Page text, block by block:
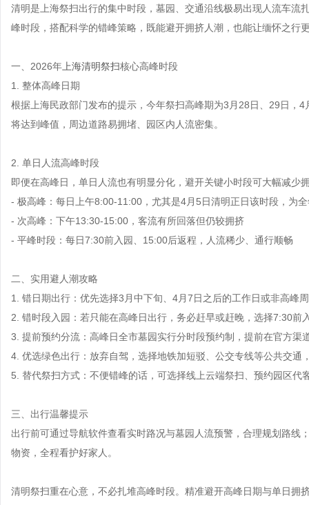
清明是上海祭扫出行的集中时段，墓园、交通沿线极易出现人流车流
峰时段，搭配科学的错峰策略，既能避开拥挤人潮，也能让缅怀之行
一、2026年 上海清明祭扫核心高峰时段
1. 整体高峰日期
根据上海民政部门发布的提示，今年祭扫高峰期为3月28日、29日，
将达到峰值，周边道路易拥堵、园区内人流密集。
2. 单日人流高峰时段
即便在高峰日，单日人流也有明显分化，避开关键小时段可大幅减少
- 极高峰：每日上午8:00-11:00，尤其是4月5日清明正日该时段，为
- 次高峰：下午13:30-15:00，客流有所回落但仍较拥挤
- 平峰时段：每日7:30前入园、15:00后返程，人流稀少、通行顺畅
二、实用避人潮攻略
1. 错日期出行：优先选择3月中下旬、4月7日之后的工作日或非高峰
2. 错时段入园：若只能在高峰日出行，务必赶早或赶晚，选择7:30
3. 提前预约分流：高峰日全市墓园实行分时段预约制，提前在官方
4. 优选绿色出行：放弃自驾，选择地铁加短驳、公交专线等公共交
5. 替代祭扫方式：不便错峰的话，可选择线上云端祭扫、预约园区
三、出行温馨提示
出行前可通过导航软件查看实时路况与墓园人流预警，合理规划路
物资，全程看护好家人。
清明祭扫重在心意，不必扎堆高峰时段。精准避开高峰日期与单日拥